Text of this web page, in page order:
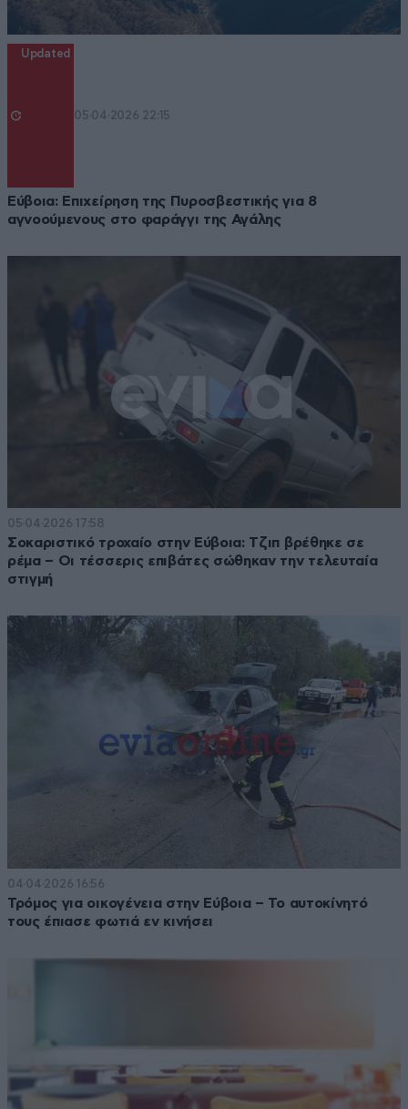
Updated
05·04·2026 22:15
Εύβοια: Επιχείρηση της Πυροσβεστικής για 8
αγνοούμενους στο φαράγγι της Αγάλης
05·04·2026 17:58
Σοκαριστικό τροχαίο στην Εύβοια: Τζιπ βρέθηκε σε
ρέμα – Οι τέσσερις επιβάτες σώθηκαν την τελευταία
στιγμή
04·04·2026 16:56
Τρόμος για οικογένεια στην Εύβοια – Το αυτοκίνητό
τους έπιασε φωτιά εν κινήσει